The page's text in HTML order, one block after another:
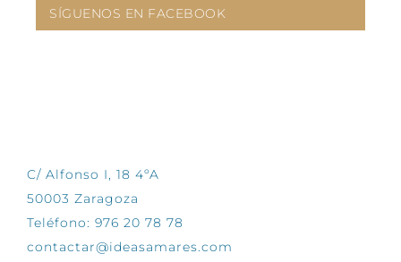
SÍGUENOS EN FACEBOOK
C/ Alfonso I, 18 4ºA
50003 Zaragoza
Teléfono: 976 20 78 78
contactar@ideasamares.com